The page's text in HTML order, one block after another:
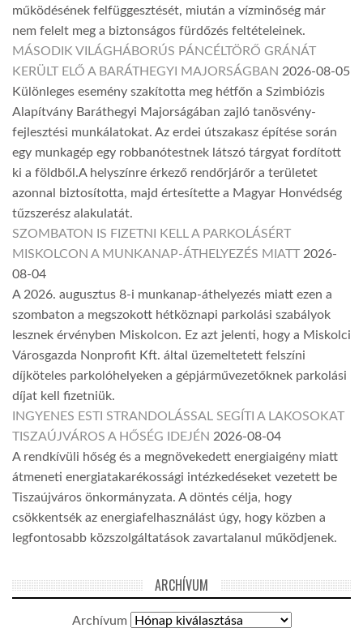
működésének felfüggesztését, miután a vízminőség már
nem felelt meg a biztonságos fürdőzés feltételeinek.
MÁSODIK VILÁGHÁBORÚS PÁNCÉLTÖRŐ GRÁNÁT
KERÜLT ELŐ A BARÁTHEGYI MAJORSÁGBAN 2026-08-05
Különleges esemény szakította meg hétfőn a Szimbiózis
Alapítvány Baráthegyi Majorságában zajló tanösvény-
fejlesztési munkálatokat. Az erdei útszakasz építése során
egy munkagép egy robbanótestnek látszó tárgyat fordított
ki a földből.A helyszínre érkező rendőrjárőr a területet
azonnal biztosította, majd értesítette a Magyar Honvédség
tűzszerész alakulatát.
SZOMBATON IS FIZETNI KELL A PARKOLÁSÉRT
MISKOLCON A MUNKANAP-ÁTHELYEZÉS MIATT 2026-
08-04
A 2026. augusztus 8-i munkanap-áthelyezés miatt ezen a
szombaton a megszokott hétköznapi parkolási szabályok
lesznek érvényben Miskolcon. Ez azt jelenti, hogy a Miskolci
Városgazda Nonprofit Kft. által üzemeltetett felszíni
díjköteles parkolóhelyeken a gépjárművezetőknek parkolási
díjat kell fizetniük.
INGYENES ESTI STRANDOLÁSSAL SEGÍTI A LAKOSOKAT
TISZAÚJVÁROS A HŐSÉG IDEJÉN 2026-08-04
A rendkívüli hőség és a megnövekedett energiaigény miatt
átmeneti energiatakarékossági intézkedéseket vezetett be
Tiszaújváros önkormányzata. A döntés célja, hogy
csökkentsék az energiafelhasználást úgy, hogy közben a
legfontosabb közszolgáltatások zavartalanul működjenek.
ARCHÍVUM
Archívum